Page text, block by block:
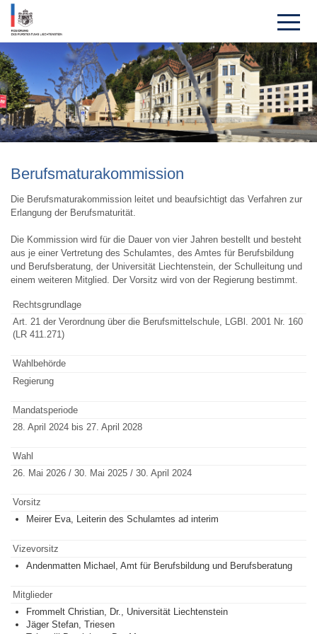
Berufsmatura­kom­mission
Die Berufsmaturakommission leitet und beaufsichtigt das Verfahren zur
Erlangung der Berufsmaturität.
Die Kommission wird für die Dauer von vier Jahren bestellt und besteht
aus je einer Vertretung des Schulamtes, des Amtes für Berufsbildung
und Berufsberatung, der Universität Liechtenstein, der Schulleitung und
einem weiteren Mitglied. Der Vorsitz wird von der Regierung bestimmt.
Rechtsgrundlage
Art. 21 der Verordnung über die Berufsmittelschule, LGBl. 2001 Nr. 160
(LR 411.271)
Wahlbehörde
Regierung
Mandatsperiode
28. April 2024 bis 27. April 2028
Wahl
26. Mai 2026 / 30. Mai 2025 / 30. April 2024
Vorsitz
Meirer Eva, Leiterin des Schulamtes ad interim
Vizevorsitz
Andenmatten Michael, Amt für Berufsbildung und Berufsberatung
Mitglieder
Frommelt Christian, Dr., Universität Liechtenstein
Jäger Stefan, Triesen